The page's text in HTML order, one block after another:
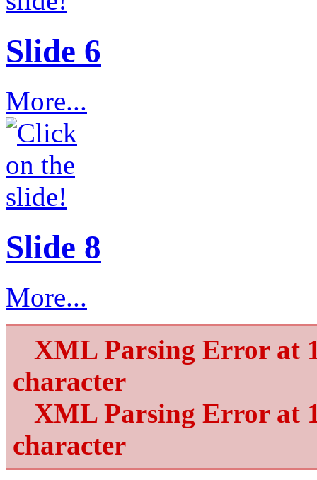
Slide 6
More...
Slide 8
More...
XML Parsing Error at
character
XML Parsing Error at
character